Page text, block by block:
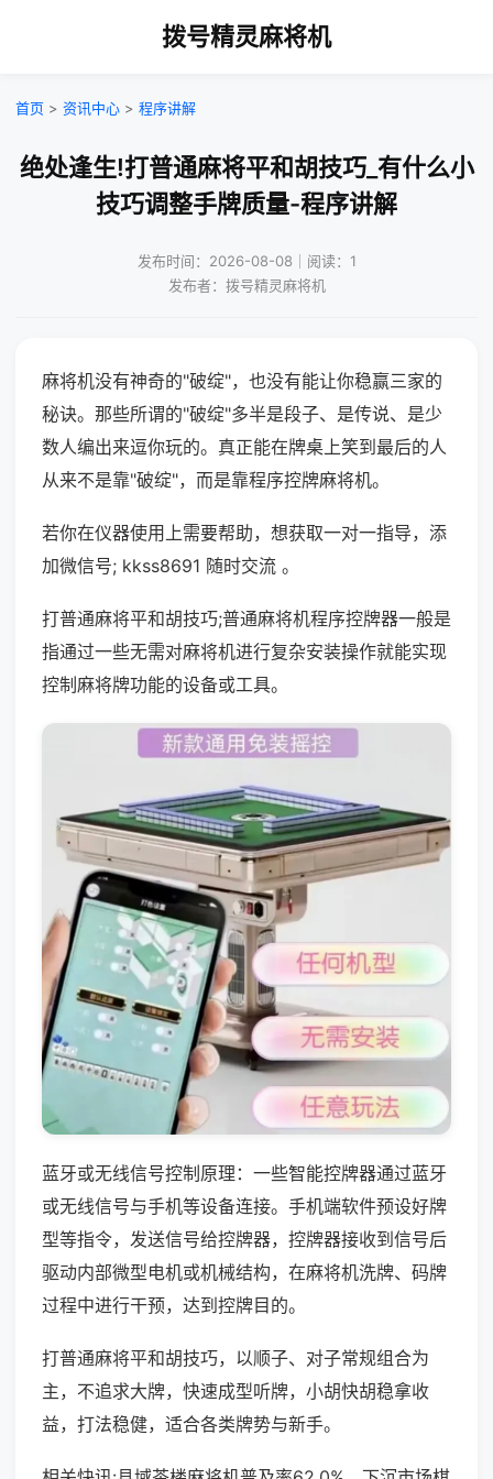
拨号精灵麻将机
首页 > 资讯中心 > 程序讲解
绝处逢生!打普通麻将平和胡技巧_有什么小
技巧调整手牌质量-程序讲解
发布时间：2026-08-08｜阅读：1
发布者：拨号精灵麻将机
麻将机没有神奇的"破绽"，也没有能让你稳赢三家的
秘诀。那些所谓的"破绽"多半是段子、是传说、是少
数人编出来逗你玩的。真正能在牌桌上笑到最后的人
从来不是靠"破绽"，而是靠程序控牌麻将机。
若你在仪器使用上需要帮助，想获取一对一指导，添
加微信号; kkss8691 随时交流 。
打普通麻将平和胡技巧;普通麻将机程序控牌器一般是
指通过一些无需对麻将机进行复杂安装操作就能实现
控制麻将牌功能的设备或工具。
蓝牙或无线信号控制原理：一些智能控牌器通过蓝牙
或无线信号与手机等设备连接。手机端软件预设好牌
型等指令，发送信号给控牌器，控牌器接收到信号后
驱动内部微型电机或机械结构，在麻将机洗牌、码牌
过程中进行干预，达到控牌目的。
打普通麻将平和胡技巧，以顺子、对子常规组合为
主，不追求大牌，快速成型听牌，小胡快胡稳拿收
益，打法稳健，适合各类牌势与新手。